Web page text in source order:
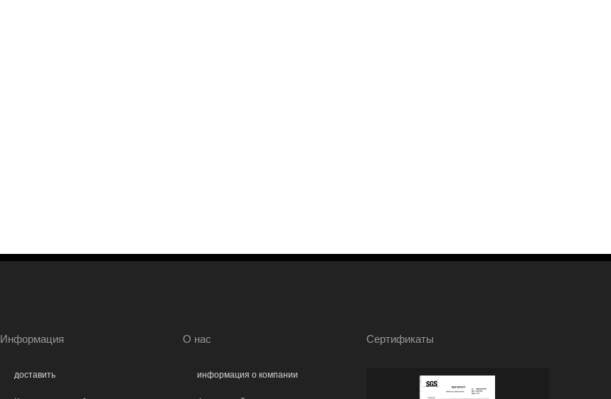
Информация
доставить
О нас
информация о компании
Сертификаты